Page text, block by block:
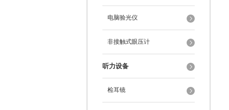
电脑验光仪
非接触式眼压计
听力设备
检耳镜